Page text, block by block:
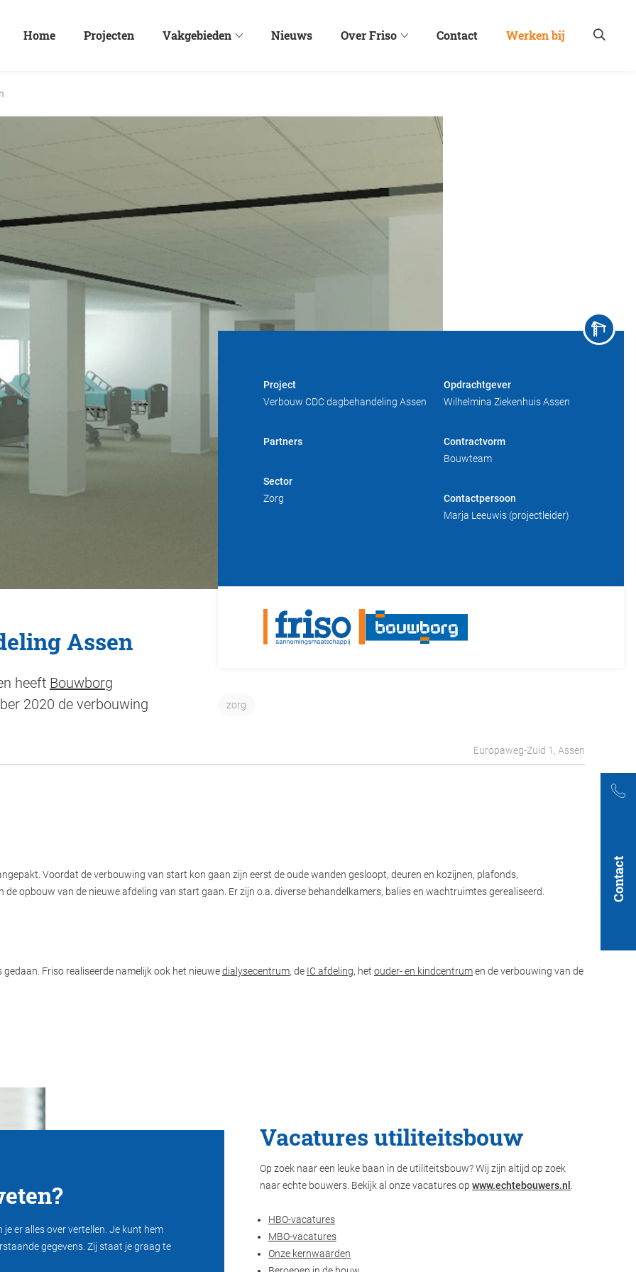
Home Projecten Vakgebieden Nieuws Over Friso Contact Werken bij
Contact
Project
Verbouw CDC dagbehandeling Assen
Partners
Sector
Zorg
Opdrachtgever
Wilhelmina Ziekenhuis Assen
Contractvorm
Bouwteam
Contactpersoon
Marja Leeuwis (projectleider)
zorg
Assen
heeft Bouwborg
2020 de verbouwing
Europaweg-Zuid 1, Assen
Voordat de verbouwing van start kon gaan zijn eerst de oude wanden gesloopt, deuren en kozijnen, plafonds,
opbouw van de nieuwe afdeling van start gaan. Er zijn o.a. diverse behandelkamers, balies en wachtruimtes gerealiseerd.
Friso realiseerde namelijk ook het nieuwedialysecentrum, de IC afdeling, het ouder- en kindcentrumen de verbouwing van de
je er alles over vertellen. Je kunt hem
gegevens. Zij staat je graag te
Vacatures utiliteitsbouw
Op zoek naar een leuke baan in de utiliteitsbouw? Wij zijn altijd op zoek
naar echte bouwers. Bekijk al onze vacatures op www.echtebouwers.nl
HBO-vacatures
MBO-vacatures
Onze kernwaarden